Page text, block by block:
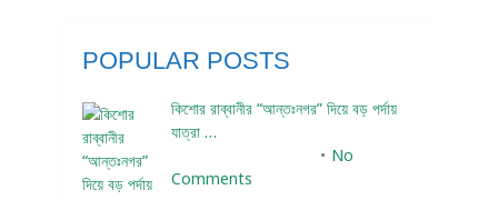
POPULAR POSTS
কিশোর রাব্বানীর “আন্তঃনগর” দিয়ে বড় পর্দায়
যাত্রা …
No
Comments